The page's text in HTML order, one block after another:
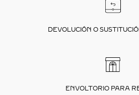
DEVOLUCIÓN O
ENVOLTORIO PARA